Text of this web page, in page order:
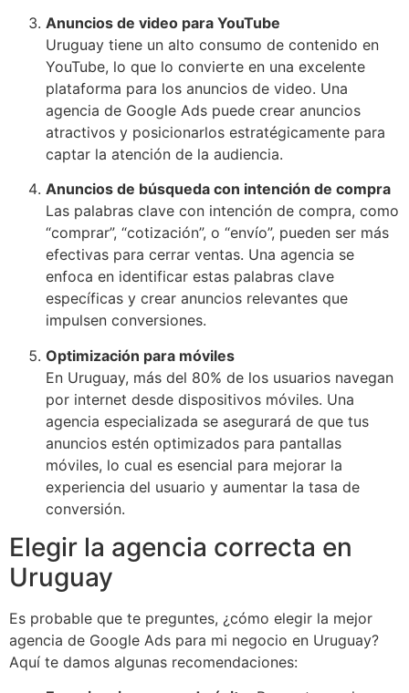
Anuncios de video para YouTube
Uruguay tiene un alto consumo de contenido en
YouTube, lo que lo convierte en una excelente
plataforma para los anuncios de video. Una
agencia de Google Ads puede crear anuncios
atractivos y posicionarlos estratégicamente para
captar la atención de la audiencia.
Anuncios de búsqueda con intención de compra
Las palabras clave con intención de compra, como
“comprar”, “cotización”, o “envío”, pueden ser más
efectivas para cerrar ventas. Una agencia se
enfoca en identificar estas palabras clave
específicas y crear anuncios relevantes que
impulsen conversiones.
Optimización para móviles
En Uruguay, más del 80% de los usuarios navegan
por internet desde dispositivos móviles. Una
agencia especializada se asegurará de que tus
anuncios estén optimizados para pantallas
móviles, lo cual es esencial para mejorar la
experiencia del usuario y aumentar la tasa de
conversión.
Elegir la agencia correcta en
Uruguay
Es probable que te preguntes, ¿cómo elegir la mejor
agencia de Google Ads para mi negocio en Uruguay?
Aquí te damos algunas recomendaciones: